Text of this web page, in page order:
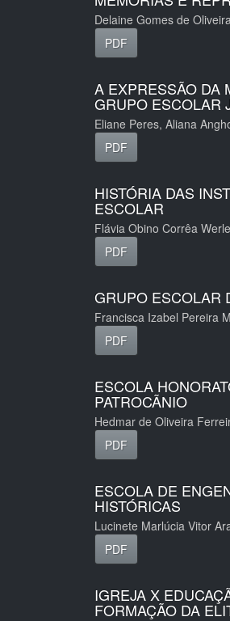
Delaine Gomes de
PDF
A EXPRESSÃO DA
GRUPO ESCOLAR
Eliane Peres, Aliana
PDF
HISTÓRIA DAS
ESCOLAR
Flávia Obino Corrêa Werle
PDF
GRUPO ESCOLAR
Francisca Izabel Pereira
PDF
ESCOLA
PATROCÃNIO
Hedmar de Oliveira
PDF
ESCOLA DE
HISTÓRICAS
Lucinete Marlúcia Vitor
PDF
IGREJA X
FORMAÇÃO DA